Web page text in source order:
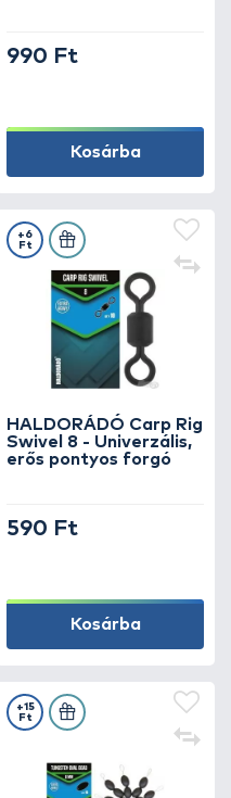
990 Ft
Kosárba
HALDORÁDÓ Carp Rig
Swivel 8 - Univerzális,
erős pontyos forgó
+6
Ft
590 Ft
Kosárba
+15
Ft